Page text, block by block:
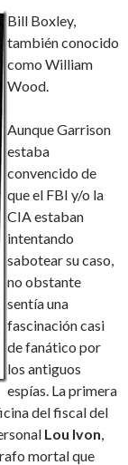
Bill Boxley,
también conocido
como William
Wood.
Aunque Garrison
estaba
convencido de
que el FBI y/o la
CIA estaban
intentando
sabotear su caso,
no obstante
sentía una
fascinación casi
de fanático por
los antiguos
espías. La primera
del fiscal del
Lou Ivon,
mortal que